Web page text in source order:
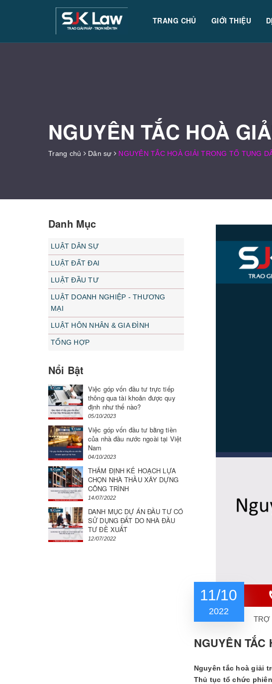
TRANG CHỦ GIỚI THIỆU
NGUYÊN TẮC HOÀ
Trang chủ Dân sự NGUYÊN TẮC HOÀ GIẢI TRONG TỐ TỤNG
11/10
2022
TRỢ
NGUYÊN TẮC
Nguyên tắc hoà giải
Thủ tục tổ chức
Danh Mục
LUẬT DÂN SỰ
LUẬT ĐẤT ĐAI
LUẬT ĐẦU TƯ
LUẬT DOANH NGHIỆP - THƯƠNG
MẠI
LUẬT HÔN NHÂN & GIA ĐÌNH
TỔNG HỢP
Nổi Bật
Việc góp vốn đầu tư trực tiếp
thông qua tài khoản được quy
định như thế nào?
05/10/2023
Việc góp vốn đầu tư bằng tiền
của nhà đầu nước ngoài tại Việt
Nam
04/10/2023
THẨM ĐỊNH KẾ HOẠCH LỰA
CHỌN NHÀ THẦU XÂY DỰNG
CÔNG TRÌNH
14/07/2022
DANH MỤC DỰ ÁN ĐẦU TƯ CÓ
SỬ DỤNG ĐẤT DO NHÀ ĐẦU
TƯ ĐỀ XUẤT
12/07/2022